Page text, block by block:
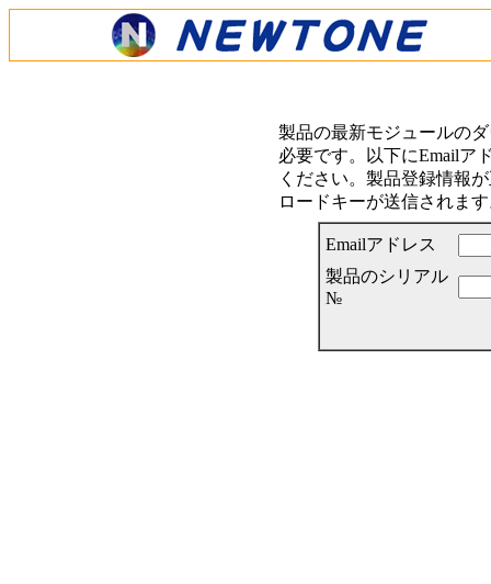
製品の最新モジュールの
必要です。以下にEmailア
ください。製品登録情報
ロードキーが送信されま
Emailアドレス
製品のシリアル
№